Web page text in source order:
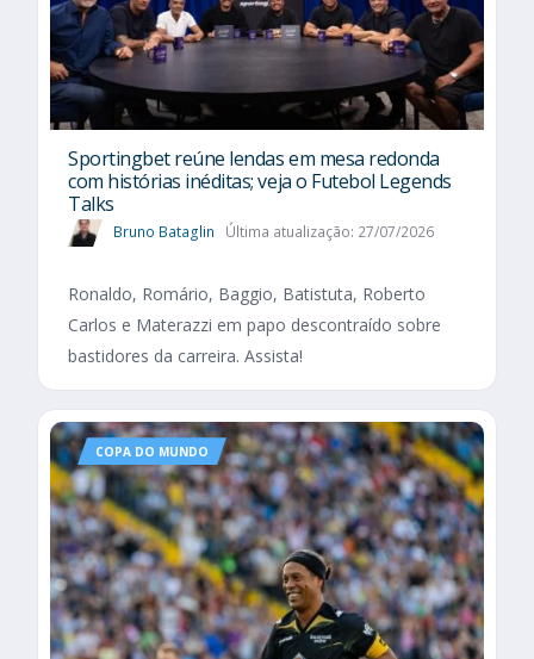
Sportingbet reúne lendas em mesa redonda
com histórias inéditas; veja o Futebol Legends
Talks
Bruno Bataglin Última atualização: 27/07/2026
Ronaldo, Romário, Baggio, Batistuta, Roberto
Carlos e Materazzi em papo descontraído sobre
bastidores da carreira. Assista!
COPA DO MUNDO